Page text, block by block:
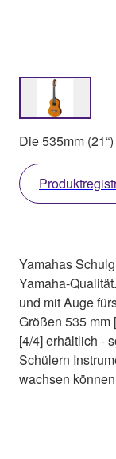
Die 535mm
Yamahas
Yamaha-
und mit Auge
Größen 535 mm
[4/4] erhältlich -
Schülern
wachsen